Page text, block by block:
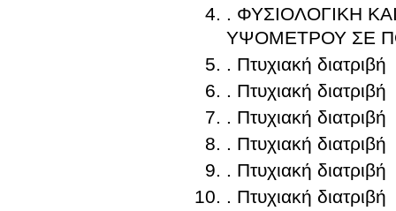
. ΦΥΣΙΟΛΟΓΙΚΗ
ΥΨΟΜΕΤΡΟΥ ΣΕ
. Πτυχιακή διατριβή
. Πτυχιακή διατριβή
. Πτυχιακή διατριβή
. Πτυχιακή διατριβή
. Πτυχιακή διατριβή
. Πτυχιακή διατριβή